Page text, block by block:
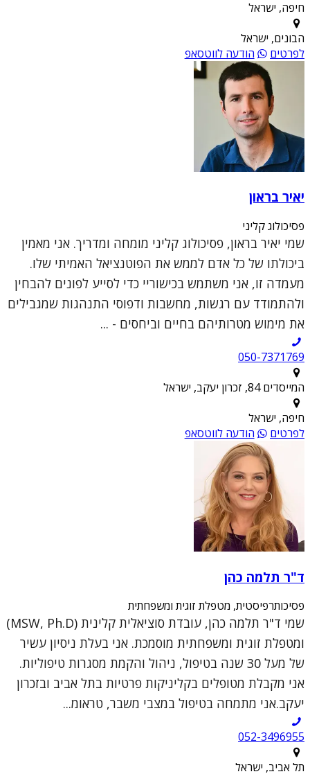
חיפה, ישראל
הבונים, ישראל
לפרטים
הודעה לווטסאפ
יאיר בראון
פסיכולוג קליני
שמי יאיר בראון, פסיכולוג קליני מומחה ומדריך. אני מאמין
ביכולתו של כל אדם לממש את הפוטנציאל האמיתי שלו.
מעמדה זו, אני משתמש בכישוריי כדי לסייע לפונים להבחין
ולהתמודד עם רגשות, מחשבות ודפוסי התנהגות שמגבילים
את מימוש מטרותיהם בחיים וביחסים - ...
050-7371769
המייסדים 84, זכרון יעקב, ישראל
חיפה, ישראל
לפרטים
הודעה לווטסאפ
ד"ר תלמה כהן
פסיכותרפיסטית, מטפלת זוגית ומשפחתית
שמי ד"ר תלמה כהן, עובדת סוציאלית קלינית (MSW, Ph.D)
ומטפלת זוגית ומשפחתית מוסמכת. אני בעלת ניסיון עשיר
של מעל 30 שנה בטיפול, ניהול והקמת מסגרות טיפוליות.
אני מקבלת מטופלים בקליניקות פרטיות בתל אביב ובזכרון
יעקב.אני מתמחה בטיפול במצבי משבר, טראומ...
052-3496955
תל אביב, ישראל